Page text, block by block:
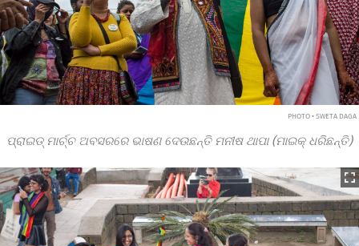
PHOTO • SWETA DAGA
ପ୍ରାଇଡ୍ ମାର୍ଚ୍ଚ ଅବସରରେ ଭାଷଣ ଦେଉଛନ୍ତି ମନୀଷ ଥାପା (ମାଇକ୍ ଧରିଛନ୍ତି)